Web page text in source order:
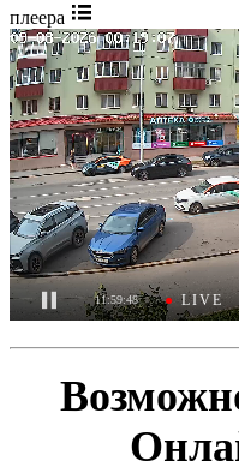
плеера